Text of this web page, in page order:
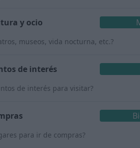
y ocio
museos, vida nocturna, etc.?
de interés
de interés para visitar?
para ir de compras?